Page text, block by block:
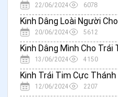
22/06/2024 6078
Kinh Dâng Loài Người
20/06/2024 5612
13/06/2024 4150
Kinh Trái Tim Cực Thánh
12/06/2024 2207